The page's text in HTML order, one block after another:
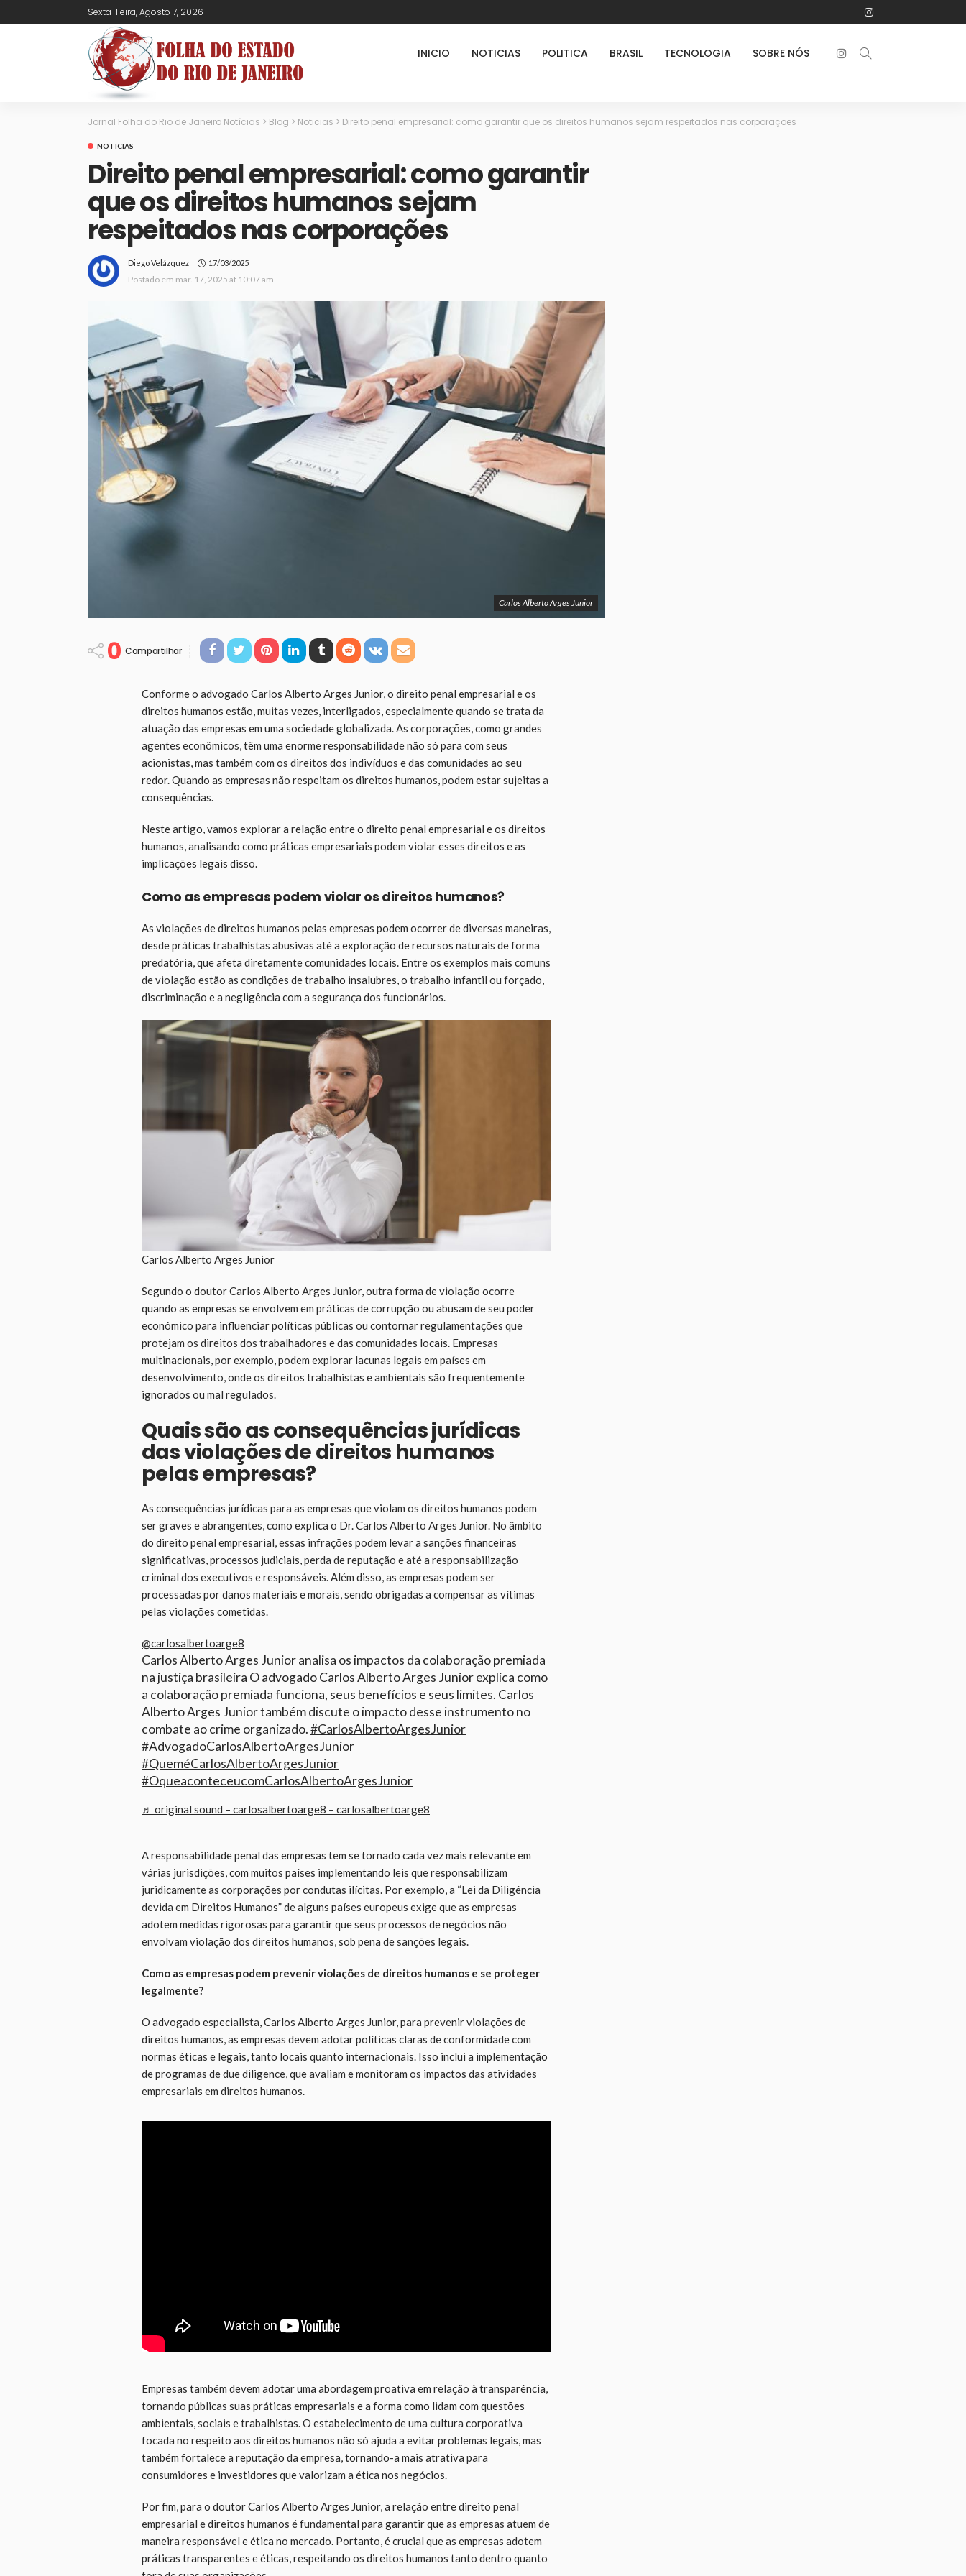
Sexta-Feira, Agosto 7, 2026
INICIO NOTICIAS POLITICA BRASIL TECNOLOGIA SOBRE NÓS
Jornal Folha do Rio de Janeiro Notícias > Blog > Noticias > Direito penal empresarial: como garantir que os direitos humanos sejam respeitados nas corporações
NOTICIAS
Direito penal empresarial: como garantir
que os direitos humanos sejam
respeitados nas corporações
Diego Velázquez 17/03/2025
Postado em mar. 17, 2025 at 10:07 am
Carlos Alberto Arges Junior
0 Compartilhar
Conforme o advogado Carlos Alberto Arges Junior, o direito penal empresarial e os
direitos humanos estão, muitas vezes, interligados, especialmente quando se trata da
atuação das empresas em uma sociedade globalizada. As corporações, como grandes
agentes econômicos, têm uma enorme responsabilidade não só para com seus
acionistas, mas também com os direitos dos indivíduos e das comunidades ao seu
redor. Quando as empresas não respeitam os direitos humanos, podem estar sujeitas a
consequências.
Neste artigo, vamos explorar a relação entre o direito penal empresarial e os direitos
humanos, analisando como práticas empresariais podem violar esses direitos e as
implicações legais disso.
Como as empresas podem violar os direitos humanos?
As violações de direitos humanos pelas empresas podem ocorrer de diversas maneiras,
desde práticas trabalhistas abusivas até a exploração de recursos naturais de forma
predatória, que afeta diretamente comunidades locais. Entre os exemplos mais comuns
de violação estão as condições de trabalho insalubres, o trabalho infantil ou forçado,
discriminação e a negligência com a segurança dos funcionários.
Carlos Alberto Arges Junior
Segundo o doutor Carlos Alberto Arges Junior, outra forma de violação ocorre
quando as empresas se envolvem em práticas de corrupção ou abusam de seu poder
econômico para influenciar políticas públicas ou contornar regulamentações que
protejam os direitos dos trabalhadores e das comunidades locais. Empresas
multinacionais, por exemplo, podem explorar lacunas legais em países em
desenvolvimento, onde os direitos trabalhistas e ambientais são frequentemente
ignorados ou mal regulados.
Quais são as consequências jurídicas
das violações de direitos humanos
pelas empresas?
As consequências jurídicas para as empresas que violam os direitos humanos podem
ser graves e abrangentes, como explica o Dr. Carlos Alberto Arges Junior. No âmbito
do direito penal empresarial, essas infrações podem levar a sanções financeiras
significativas, processos judiciais, perda de reputação e até a responsabilização
criminal dos executivos e responsáveis. Além disso, as empresas podem ser
processadas por danos materiais e morais, sendo obrigadas a compensar as vítimas
pelas violações cometidas.
@carlosalbertoarge8
Carlos Alberto Arges Junior analisa os impactos da colaboração premiada
na justiça brasileira O advogado Carlos Alberto Arges Junior explica como
a colaboração premiada funciona, seus benefícios e seus limites. Carlos
Alberto Arges Junior também discute o impacto desse instrumento no
combate ao crime organizado.#CarlosAlbertoArgesJunior
#AdvogadoCarlosAlbertoArgesJunior
#QueméCarlosAlbertoArgesJunior
#OqueaconteceucomCarlosAlbertoArgesJunior
♬ original sound – carlosalbertoarge8 – carlosalbertoarge8
A responsabilidade penal das empresas tem se tornado cada vez mais relevante em
várias jurisdições, com muitos países implementando leis que responsabilizam
juridicamente as corporações por condutas ilícitas. Por exemplo, a “Lei da Diligência
devida em Direitos Humanos” de alguns países europeus exige que as empresas
adotem medidas rigorosas para garantir que seus processos de negócios não
envolvam violação dos direitos humanos, sob pena de sanções legais.
Como as empresas podem prevenir violações de direitos humanos e se proteger
legalmente?
O advogado especialista, Carlos Alberto Arges Junior, para prevenir violações de
direitos humanos, as empresas devem adotar políticas claras de conformidade com
normas éticas e legais, tanto locais quanto internacionais. Isso inclui a implementação
de programas de due diligence, que avaliam e monitoram os impactos das atividades
empresariais em direitos humanos.
Empresas também devem adotar uma abordagem proativa em relação à transparência,
tornando públicas suas práticas empresariais e a forma como lidam com questões
ambientais, sociais e trabalhistas. O estabelecimento de uma cultura corporativa
focada no respeito aos direitos humanos não só ajuda a evitar problemas legais, mas
também fortalece a reputação da empresa, tornando-a mais atrativa para
consumidores e investidores que valorizam a ética nos negócios.
Por fim, para o doutor Carlos Alberto Arges Junior, a relação entre direito penal
empresarial e direitos humanos é fundamental para garantir que as empresas atuem de
maneira responsável e ética no mercado. Portanto, é crucial que as empresas adotem
práticas transparentes e éticas, respeitando os direitos humanos tanto dentro quanto